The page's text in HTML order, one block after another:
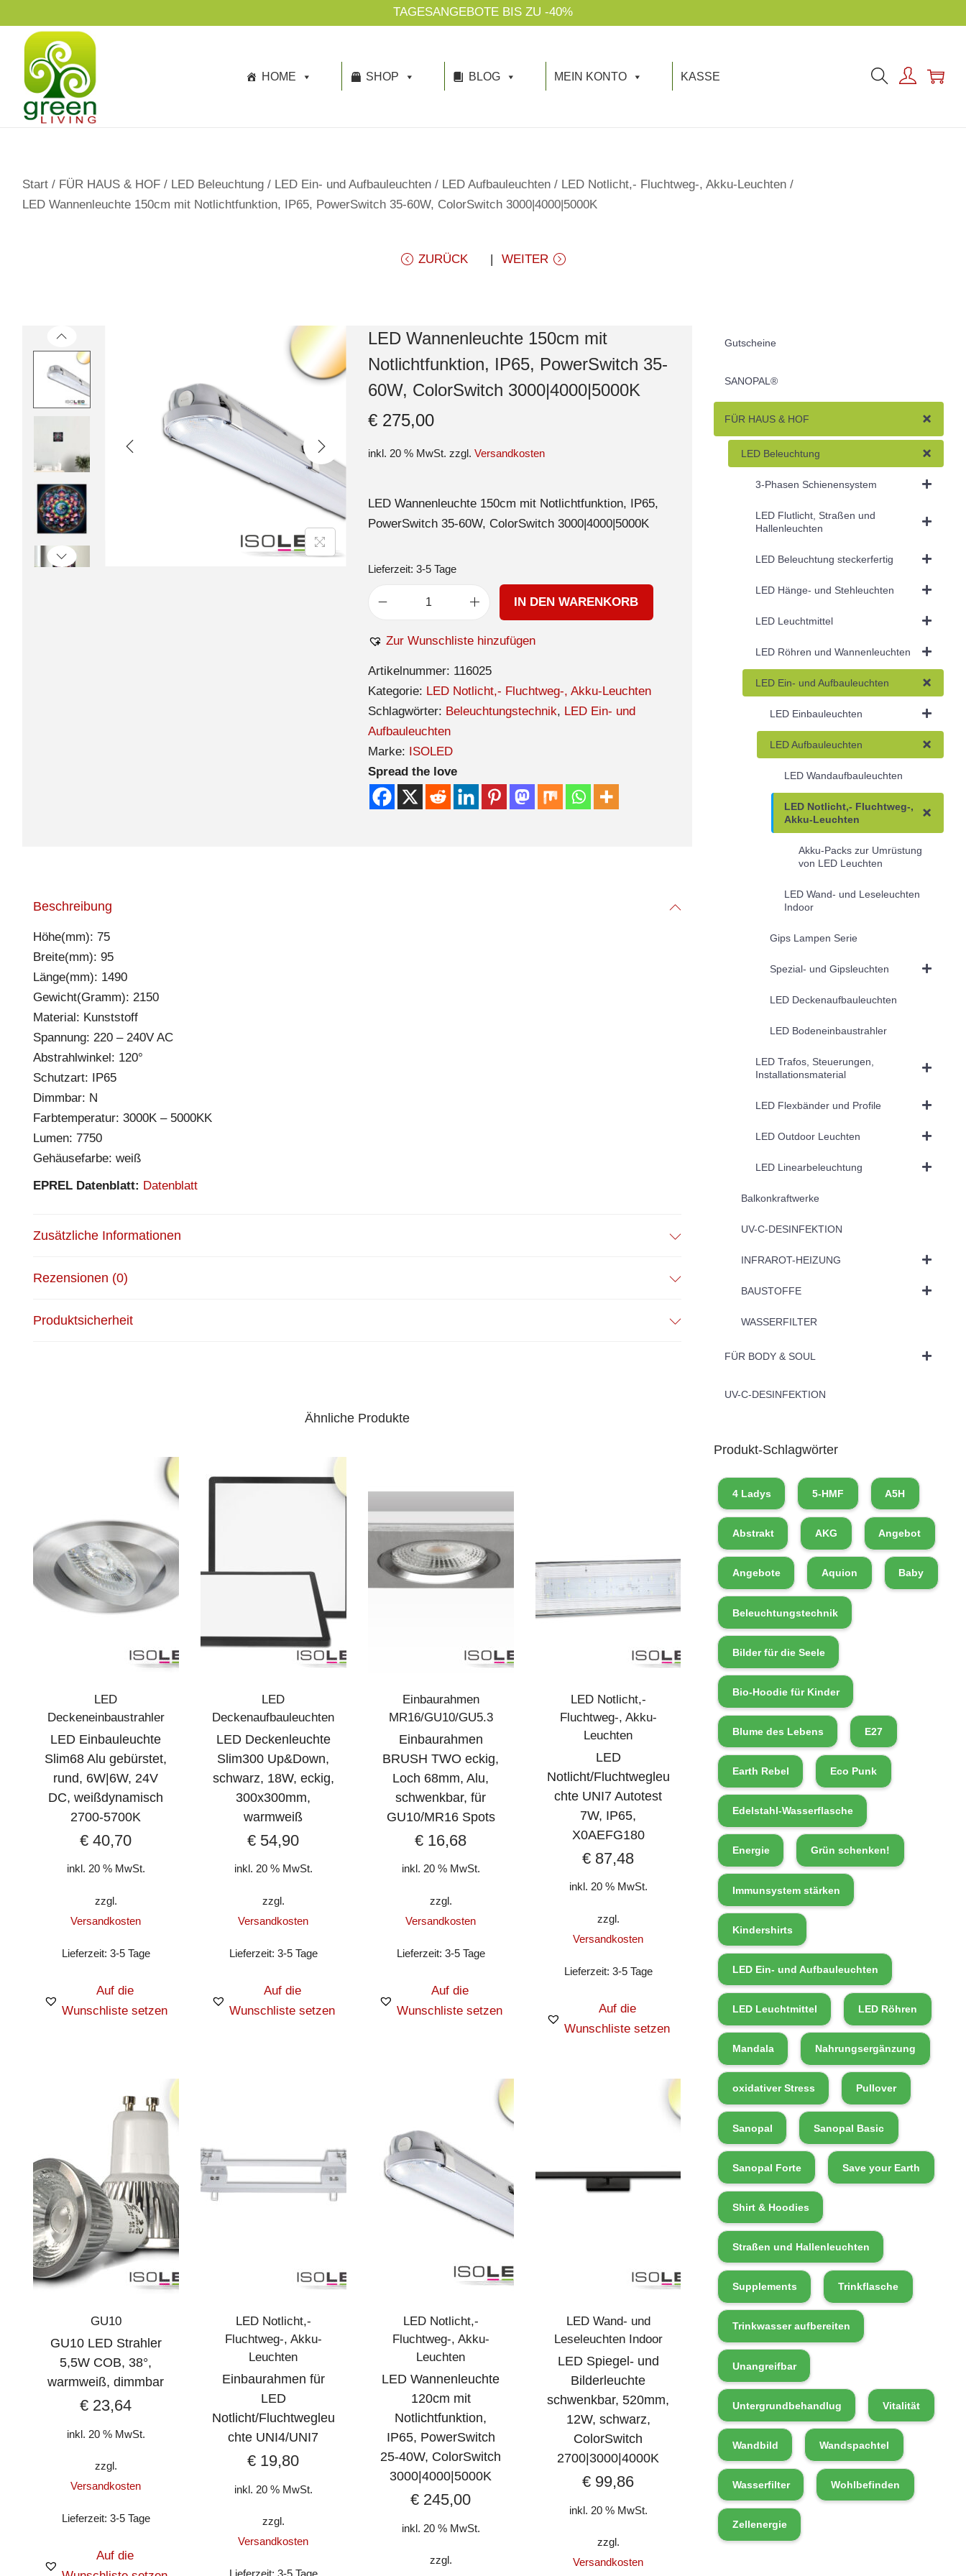
p
TAGESANGEBOTE BIS ZU -40%
HOME SHOP BLOG MEIN KONTO KASSE
Start / FÜR HAUS & HOF / LED Beleuchtung / LED Ein- und Aufbauleuchten / LED Aufbauleuchten / LED Notlicht,- Fluchtweg-, Akku-Leuchten /
LED Wannenleuchte 150cm mit Notlichtfunktion, IP65, PowerSwitch 35-60W, ColorSwitch 3000|4000|5000K
ZURÜCK WEITER
LED Wannenleuchte 150cm mit
Notlichtfunktion, IP65, PowerSwitch 35-
60W, ColorSwitch 3000|4000|5000K
€275,00
inkl. 20 % MwSt. zzgl. Versandkosten
LED Wannenleuchte 150cm mit Notlichtfunktion, IP65,
PowerSwitch 35-60W, ColorSwitch 3000|4000|5000K
Lieferzeit: 3-5 Tage
IN DEN WARENKORB
Zur Wunschliste hinzufügen
Artikelnummer: 116025
Kategorie: LED Notlicht,- Fluchtweg-, Akku-Leuchten
Schlagwörter: Beleuchtungstechnik, LED Ein- und
Aufbauleuchten
Marke: ISOLED
Spread the love
Beschreibung
Höhe(mm): 75
Breite(mm): 95
Länge(mm): 1490
Gewicht(Gramm): 2150
Material: Kunststoff
Spannung: 220 – 240V AC
Abstrahlwinkel: 120°
Schutzart: IP65
Dimmbar: N
Farbtemperatur: 3000K – 5000KK
Lumen: 7750
Gehäusefarbe: weiß
EPREL Datenblatt: Datenblatt
Zusätzliche Informationen
Rezensionen (0)
Produktsicherheit
Ähnliche Produkte
LED
Deckeneinbaustrahler
LED Einbauleuchte
Slim68 Alu gebürstet,
rund, 6W|6W, 24V
DC, weißdynamisch
2700-5700K
€ 40,70
inkl. 20 % MwSt.
zzgl.
Versandkosten
Lieferzeit: 3-5 Tage
Auf die
Wunschliste setzen
LED
Deckenaufbauleuchten
LED Deckenleuchte
Slim300 Up&Down,
schwarz, 18W, eckig,
300x300mm,
warmweiß
€ 54,90
inkl. 20 % MwSt.
zzgl.
Versandkosten
Lieferzeit: 3-5 Tage
Auf die
Wunschliste setzen
Einbaurahmen
MR16/GU10/GU5.3
Einbaurahmen
BRUSH TWO eckig,
Loch 68mm, Alu,
schwenkbar, für
GU10/MR16 Spots
€ 16,68
inkl. 20 % MwSt.
zzgl.
Versandkosten
Lieferzeit: 3-5 Tage
Auf die
Wunschliste setzen
LED Notlicht,-
Fluchtweg-, Akku-
Leuchten
LED
Notlicht/Fluchtwegleu
chte UNI7 Autotest
7W, IP65,
X0AEFG180
€ 87,48
inkl. 20 % MwSt.
zzgl.
Versandkosten
Lieferzeit: 3-5 Tage
Auf die
Wunschliste setzen
GU10
GU10 LED Strahler
5,5W COB, 38°,
warmweiß, dimmbar
€ 23,64
inkl. 20 % MwSt.
zzgl.
Versandkosten
Lieferzeit: 3-5 Tage
Auf die
LED Notlicht,-
Fluchtweg-, Akku-
Leuchten
Einbaurahmen für
LED
Notlicht/Fluchtwegleu
chte UNI4/UNI7
€ 19,80
inkl. 20 % MwSt.
zzgl.
Versandkosten
LED Notlicht,-
Fluchtweg-, Akku-
Leuchten
LED Wannenleuchte
120cm mit
Notlichtfunktion,
IP65, PowerSwitch
25-40W, ColorSwitch
3000|4000|5000K
€ 245,00
inkl. 20 % MwSt.
zzgl.
LED Wand- und
Leseleuchten Indoor
LED Spiegel- und
Bilderleuchte
schwenkbar, 520mm,
12W, schwarz,
ColorSwitch
2700|3000|4000K
€ 99,86
inkl. 20 % MwSt.
zzgl.
Versandkosten
Gutscheine
SANOPAL®
FÜR HAUS & HOF
LED Beleuchtung
3-Phasen Schienensystem
LED Flutlicht, Straßen und
Hallenleuchten
LED Beleuchtung steckerfertig
LED Hänge- und Stehleuchten
LED Leuchtmittel
LED Röhren und Wannenleuchten
LED Ein- und Aufbauleuchten
LED Einbauleuchten
LED Aufbauleuchten
LED Wandaufbauleuchten
LED Notlicht,- Fluchtweg-,
Akku-Leuchten
Akku-Packs zur Umrüstung
von LED Leuchten
LED Wand- und Leseleuchten
Indoor
Gips Lampen Serie
Spezial- und Gipsleuchten
LED Deckenaufbauleuchten
LED Bodeneinbaustrahler
LED Trafos, Steuerungen,
Installationsmaterial
LED Flexbänder und Profile
LED Outdoor Leuchten
LED Linearbeleuchtung
Balkonkraftwerke
UV-C-DESINFEKTION
INFRAROT-HEIZUNG
BAUSTOFFE
WASSERFILTER
FÜR BODY & SOUL
UV-C-DESINFEKTION
Produkt-Schlagwörter
4 Ladys 5-HMF A5H
Abstrakt AKG Angebot
Angebote Aquion Baby
Beleuchtungstechnik
Bilder für die Seele
Bio-Hoodie für Kinder
Blume des Lebens E27
Earth Rebel Eco Punk
Edelstahl-Wasserflasche
Energie Grün schenken!
Immunsystem stärken
Kindershirts
LED Ein- und Aufbauleuchten
LED Leuchtmittel LED Röhren
Mandala Nahrungsergänzung
oxidativer Stress Pullover
Sanopal Sanopal Basic
Sanopal Forte Save your Earth
Shirt & Hoodies
Straßen und Hallenleuchten
Supplements Trinkflasche
Trinkwasser aufbereiten
Unangreifbar
Untergrundbehandlug Vitalität
Wandbild Wandspachtel
Wasserfilter Wohlbefinden
Zellenergie